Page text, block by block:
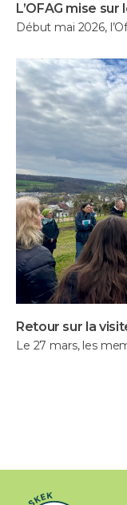
L’OFAG mise
Début mai 2026,
Retour sur la
Le 27 mars, les